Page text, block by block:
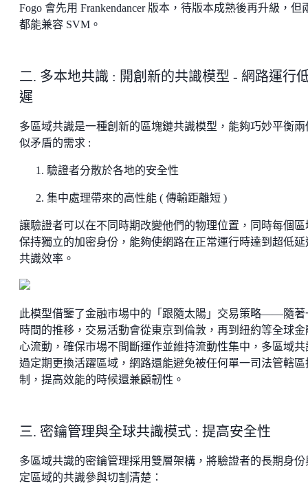
Fogo 會先用 Frankendancer 版本，待版本成熟後再升級，但
都能兼容 SVM。
二. 多本地共識 : 開創新的共識模型 - 網路運行
遲
多區域共識是一種創新的區塊鏈共識模型，能夠巧妙平衡兩
似矛盾的需求 :
驗證者分散於各地的安全性
集中處理帶來的高性能 ( 傳輸距離短 )
讓驗證者可以在不同時期改變他們的物理位置，同時每個區
保持獨立的加密身份，能夠使網路在正常運行時達到超低延
共識效率。
此模型借鑒了金融市場中的「跟隨太陽」交易策略——隨著
時間的推移，交易活動會從東京到倫敦，再到紐約等全球金
心流動，確保市場不間斷運作並維持流動性集中，多區域共
過定期更換活躍區域，網路還能避免被任何單一司法管轄區
制，提高效能的時候還兼顧韌性。
三. 密鑰管理與全球共識模式 : 提高安全性
多區域共識的密鑰管理採用雙層架構，將驗證者的長期身份
定區域的共識參與切割清楚：